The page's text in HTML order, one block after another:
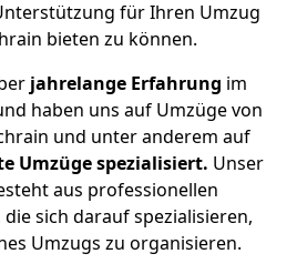
für Ihren Umzug
bieten zu können.
jahrelange Erfahrung im
haben uns auf Umzüge von
und unter anderem auf
Umzüge spezialisiert. Unser
aus professionellen
sich darauf spezialisieren,
Umzugs zu organisieren.